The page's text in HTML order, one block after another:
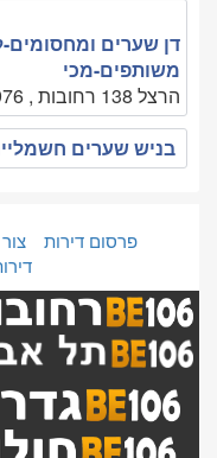
דן שערים
משותפים-מכי
הרצל 138 רחובות , 0502599976
בניש שערים
פרסום דירות